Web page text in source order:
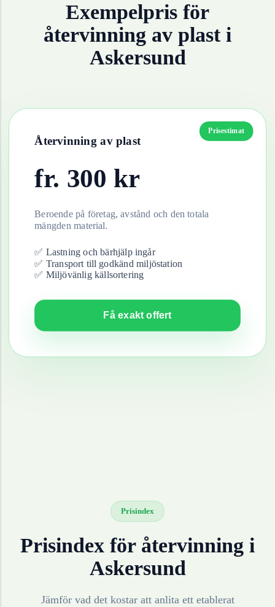
Exempelpris för
återvinning av plasti
Askersund
Prisestimat
Återvinning av plast
fr. 300 kr
Beroende på företag, avstånd och den totala
mängden material.
✅ Lastning och bärhjälp ingår
✅ Transport till godkänd miljöstation
✅ Miljövänlig källsortering
Få exakt offert
Prisindex
Prisindex för återvinning i
Askersund
Jämför vad det kostar att anlita ett etablerat